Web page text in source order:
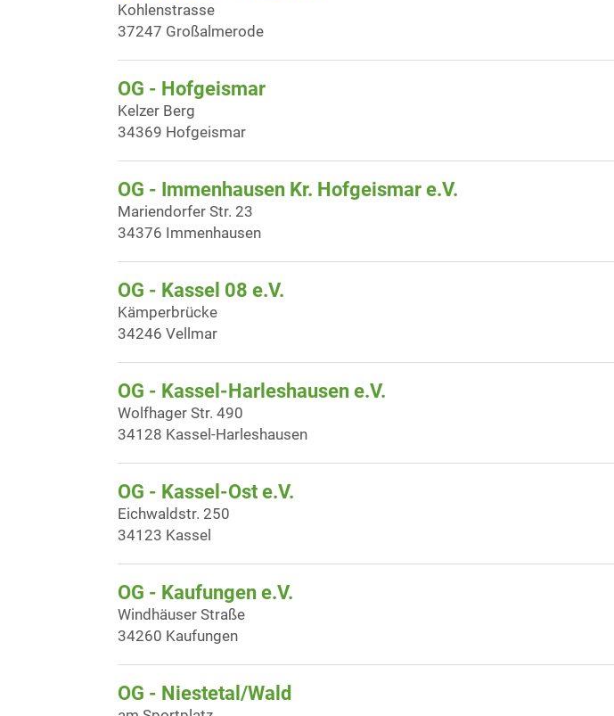
Kohlenstrasse
37247 Großalmerode
OG - Hofgeismar
Kelzer Berg
34369 Hofgeismar
OG - Immenhausen Kr. Hofgeismar e.V.
Mariendorfer Str. 23
34376 Immenhausen
OG - Kassel 08 e.V.
Kämperbrücke
34246 Vellmar
OG - Kassel-Harleshausen e.V.
Wolfhager Str. 490
34128 Kassel-Harleshausen
OG - Kassel-Ost e.V.
Eichwaldstr. 250
34123 Kassel
OG - Kaufungen e.V.
Windhäuser Straße
34260 Kaufungen
OG - Niestetal/Wald